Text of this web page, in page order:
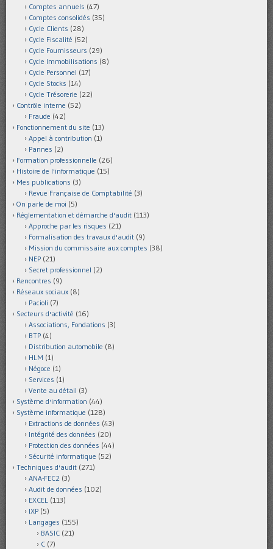
Comptes annuels (47)
Comptes consolidés (35)
Cycle Clients (28)
Cycle Fiscalité (52)
Cycle Fournisseurs (29)
Cycle Immobilisations (8)
Cycle Personnel (17)
Cycle Stocks (14)
Cycle Trésorerie (22)
Contrôle interne (52)
Fraude (42)
Fonctionnement du site (13)
Appel à contribution (1)
Pannes (2)
Formation professionnelle (26)
Histoire de l'informatique (15)
Mes publications (3)
Revue Française de Comptabilité (3)
On parle de moi (5)
Réglementation et démarche d'audit (113)
Approche par les risques (21)
Formalisation des travaux d'audit (9)
Mission du commissaire aux comptes (38)
NEP (21)
Secret professionnel (2)
Rencontres (9)
Réseaux sociaux (8)
Pacioli (7)
Secteurs d'activité (16)
Associations, Fondations (3)
BTP (4)
Distribution automobile (8)
HLM (1)
Négoce (1)
Services (1)
Vente au détail (3)
Système d'information (44)
Système informatique (128)
Extractions de données (43)
Intégrité des données (20)
Protection des données (44)
Sécurité informatique (52)
Techniques d'audit (271)
ANA-FEC2 (3)
Audit de données (102)
EXCEL (113)
IXP (5)
Langages (155)
BASIC (21)
C (7)